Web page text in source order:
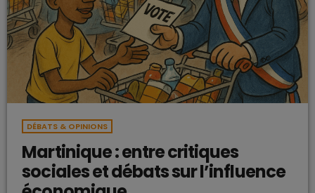
DÉBATS & OPINIONS
Martinique : entre critiques
sociales et débats sur l’influence